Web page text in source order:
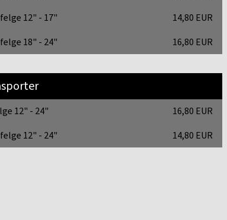
12" - 17"
14,80 EUR
18" - 24"
16,80 EUR
12" - 24"
16,80 EUR
12" - 24"
14,80 EUR